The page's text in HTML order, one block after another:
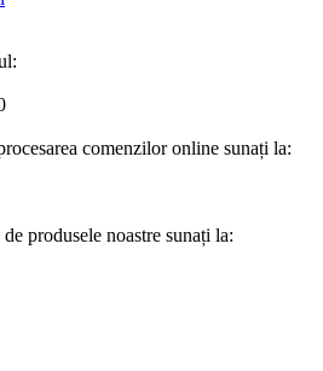
comenzilor online sunați la:
produsele noastre sunați la: